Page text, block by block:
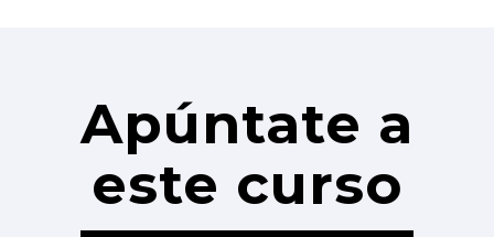
Apúntate a
este curso